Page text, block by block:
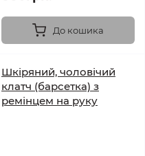
До кошика
Шкіряний, чоловічий
клатч (барсетка) з
ремінцем на руку